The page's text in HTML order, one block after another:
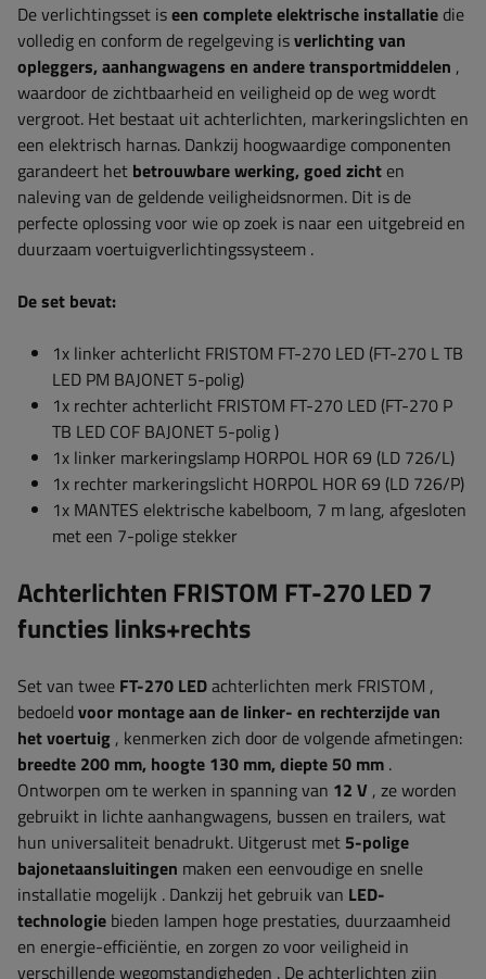
De verlichtingsset iseen complete elektrische installatie die
volledig en conform de regelgeving isverlichting van
opleggers, aanhangwagens en andere transportmiddelen ,
waardoor de zichtbaarheid en veiligheid op de weg wordt
vergroot. Het bestaat uit achterlichten, markeringslichten en
een elektrisch harnas. Dankzij hoogwaardige componenten
garandeert het betrouwbare werking, goed zicht en
naleving van de geldende veiligheidsnormen. Dit is de
perfecte oplossing voor wie op zoek is naar een uitgebreid en
duurzaam voertuigverlichtingssysteem .
De set bevat:
1x linker achterlicht FRISTOM FT-270 LED (FT-270 L TB
LED PM BAJONET 5-polig)
1x rechter achterlicht FRISTOM FT-270 LED (FT-270 P
TB LED COF BAJONET 5-polig)
1x linker markeringslamp HORPOL HOR 69 (LD 726/L)
1x rechter markeringslicht HORPOL HOR 69 (LD 726/P)
1x MANTES elektrische kabelboom, 7 m lang, afgesloten
met een 7-polige stekker
Achterlichten FRISTOM FT-270 LED 7
functies links+rechts
Set van twee FT-270 LEDachterlichten merk FRISTOM ,
bedoeldvoor montage aan de linker- en rechterzijde van
het voertuig , kenmerken zich door de volgende afmetingen:
breedte 200 mm, hoogte 130 mm, diepte 50 mm .
Ontworpen om te werken in spanningvan 12 V , ze worden
gebruikt in lichte aanhangwagens, bussen en trailers, wat
hun universaliteit benadrukt. Uitgerust met 5-polige
bajonetaansluitingen maken een eenvoudige en snelle
installatie mogelijk . Dankzij het gebruik van LED-
technologie bieden lampen hoge prestaties, duurzaamheid
en energie-efficiëntie, en zorgen zo voor veiligheid in
verschillende wegomstandigheden . De achterlichten zijn